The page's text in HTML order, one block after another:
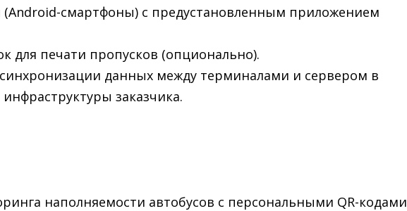
(Android-смартфоны) с предустановленным приложением
для печати пропусков (опционально).
синхронизации данных между терминалами и сервером в
заказчика.
наполняемости автобусов с персональными QR-кодами